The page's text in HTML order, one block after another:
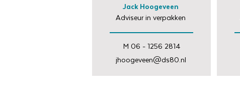
Jack Hoogeveen
Adviseur in verpakken
M 06 - 1256 2814
jhoogeveen@ds80.nl